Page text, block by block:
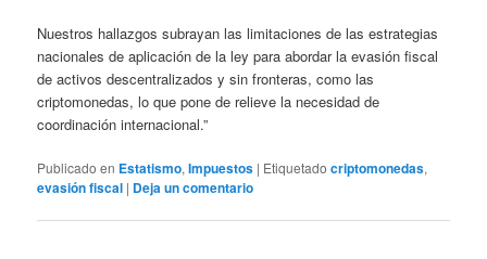
Nuestros hallazgos subrayan las limitaciones de las estrategias
nacionales de aplicación de la ley para abordar la evasión fiscal
de activos descentralizados y sin fronteras, como las
criptomonedas, lo que pone de relieve la necesidad de
coordinación internacional.”
Publicado en Estatismo,Impuestos | Etiquetado criptomonedas,
evasión fiscal | Deja un comentario